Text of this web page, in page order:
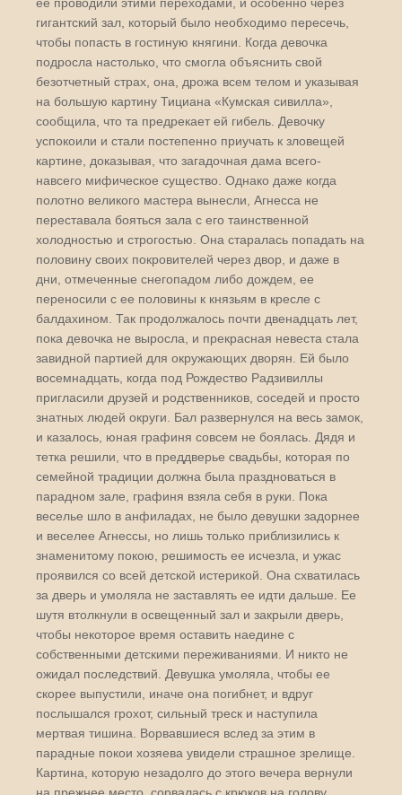
гигантский зал, который было необходимо пересечь,
чтобы попасть в гостиную княгини. Когда девочка
подросла настолько, что смогла объяснить свой
безотчетный страх, она, дрожа всем телом и указывая
на большую картину Тициана «Кумская сивилла»,
сообщила, что та предрекает ей гибель. Девочку
успокоили и стали постепенно приучать к зловещей
картине, доказывая, что загадочная дама всего-
навсего мифическое существо. Однако даже когда
полотно великого мастера вынесли, Агнесса не
переставала бояться зала с его таинственной
холодностью и строгостью. Она старалась попадать на
половину своих покровителей через двор, и даже в
дни, отмеченные снегопадом либо дождем, ее
переносили с ее половины к князьям в кресле с
балдахином. Так продолжалось почти двенадцать лет,
пока девочка не выросла, и прекрасная невеста стала
завидной партией для окружающих дворян. Ей было
восемнадцать, когда под Рождество Радзивиллы
пригласили друзей и родственников, соседей и просто
знатных людей округи. Бал развернулся на весь замок,
и казалось, юная графиня совсем не боялась. Дядя и
тетка решили, что в преддверье свадьбы, которая по
семейной традиции должна была праздноваться в
парадном зале, графиня взяла себя в руки. Пока
веселье шло в анфиладах, не было девушки задорнее
и веселее Агнессы, но лишь только приблизились к
знаменитому покою, решимость ее исчезла, и ужас
проявился со всей детской истерикой. Она схватилась
за дверь и умоляла не заставлять ее идти дальше. Ее
шутя втолкнули в освещенный зал и закрыли дверь,
чтобы некоторое время оставить наедине с
собственными детскими переживаниями. И никто не
ожидал последствий. Девушка умоляла, чтобы ее
скорее выпустили, иначе она погибнет, и вдруг
послышался грохот, сильный треск и наступила
мертвая тишина. Ворвавшиеся вслед за этим в
парадные покои хозяева увидели страшное зрелище.
Картина, которую незадолго до этого вечера вернули
на прежнее место, сорвалась с крюков на голову